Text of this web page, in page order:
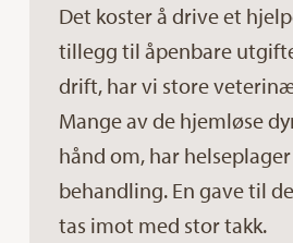
Det koster å drive et
tillegg til åpenbare
drift, har vi store
Mange av de hjemløse
hånd om, har
behandling. En gave til
tas imot med stor takk.